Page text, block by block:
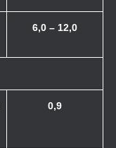
6,0 – 12,0
0,9